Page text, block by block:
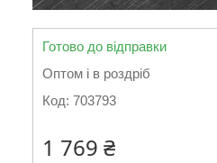
Готово до відправки
Оптом і в роздріб
Код: 703793
1 769 ₴